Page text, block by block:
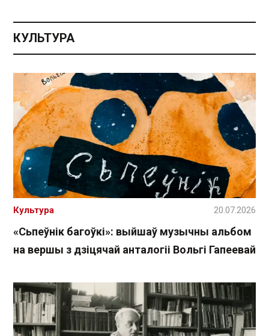
КУЛЬТУРА
«Сьпеўнік багоўкі»: выйшаў музычны альбом
на вершы з дзіцячай анталогіі Вольгі Гапеевай
Культура 20.07.2026